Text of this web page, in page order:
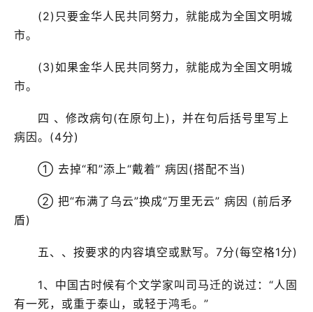
(2)只要金华人民共同努力，就能成为全国文明城
市。
(3)如果金华人民共同努力，就能成为全国文明城
市。
四 、修改病句(在原句上)，并在句后括号里写上
病因。(4分)
① 去掉“和”添上“戴着” 病因(搭配不当)
② 把“布满了乌云”换成“万里无云” 病因 (前后矛
盾)
五、、按要求的内容填空或默写。7分(每空格1分)
1、中国古时候有个文学家叫司马迁的说过：“人固
有一死，或重于泰山，或轻于鸿毛。”